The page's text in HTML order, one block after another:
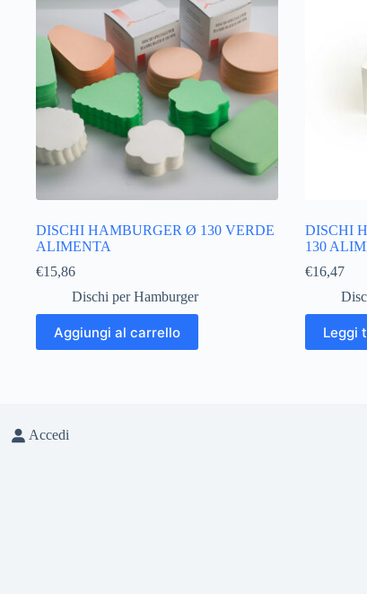
DISCHI HAMBURGER Ø 130 VERDE
ALIMENTA
€15,86
Dischi per Hamburger
Aggiungi al carrello
DISCHI
130
€16,47
Leggi
Accedi